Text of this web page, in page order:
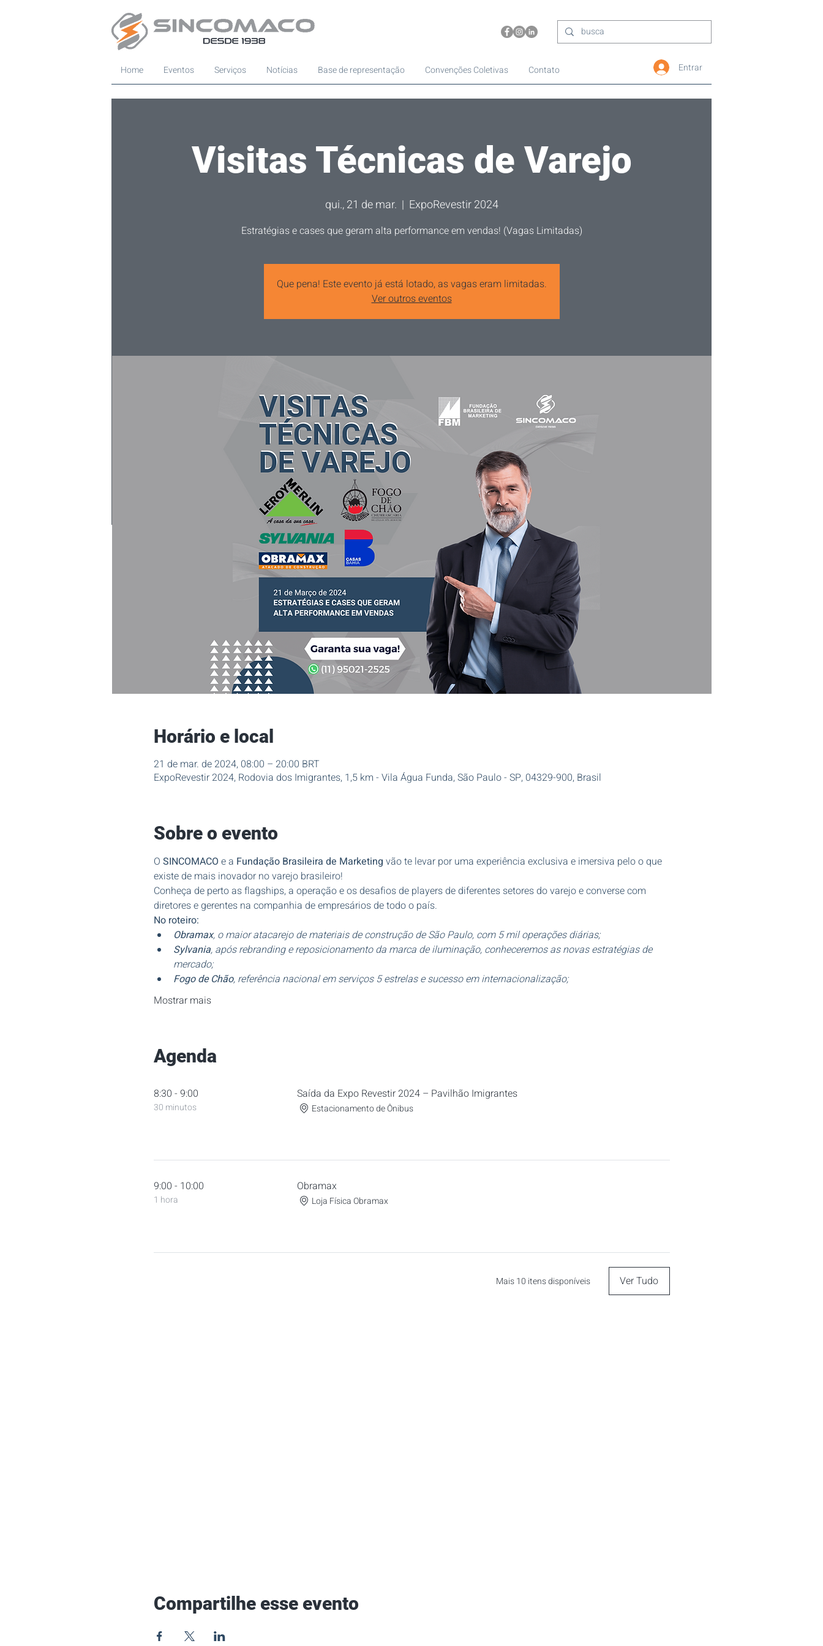
Home Eventos Serviços Notícias Base de representação Convenções Coletivas Contato Entrar
Visitas Técnicas de Varejo
qui., 21 de mar.
  |
ExpoRevestir 2024
Estratégias e cases que geram alta performance em vendas! (Vagas Limitadas)
Que pena! Este evento já está lotado, as vagas eram limitadas.
Ver outros eventos
Horário e local
21 de mar. de 2024, 08:00 – 20:00 BRT
ExpoRevestir 2024, Rodovia dos Imigrantes, 1,5 km - Vila Água Funda, São Paulo - SP, 04329-900, Brasil
Sobre o evento
O SINCOMACO e a Fundação Brasileira de Marketing vão te levar por uma experiência exclusiva e imersiva pelo o que
existe de mais inovador no varejo brasileiro!
Conheça de perto as flagships, a operação e os desafios de players de diferentes setores do varejo e converse com
diretores e gerentes na companhia de empresários de todo o país.
No roteiro:
Obramax, o maior atacarejo de materiais de construção de São Paulo, com 5 mil operações diárias;
Sylvania, após rebranding e reposicionamento da marca de iluminação, conheceremos as novas estratégias de
mercado;
Fogo de Chão, referência nacional em serviços 5 estrelas e sucesso em internacionalização;
Mostrar mais
Agenda
8:30 - 9:00
30 minutos
Saída da Expo Revestir 2024 – Pavilhão Imigrantes
Estacionamento de Ônibus
9:00 - 10:00
1 hora
Obramax
Loja Física Obramax
Mais 10 itens disponíveis Ver Tudo
Compartilhe esse evento